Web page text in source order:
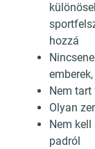
hozzá
Nem tart
Olyan
Nem
padról